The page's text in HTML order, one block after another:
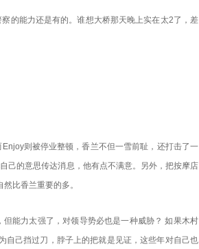
的能力还是有的。谁想大桥那天晚上实在太2了，差
则被停业整顿，香兰不但一雪前耻，还打击了一
己的意思传达消息，他有点不满意。另外，把按摩店
比香兰重要的多。
能力太强了，对领导势必也是一种威胁？ 如果木村
自己挡过刀，脖子上的把就是见证，这些年对自己也